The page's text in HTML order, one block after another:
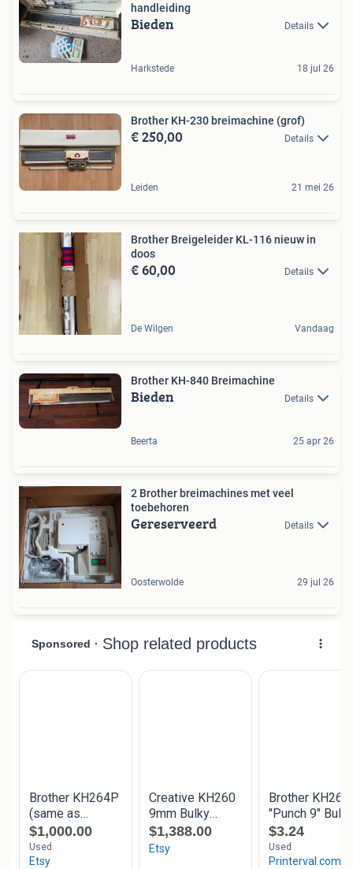
handleiding
Bieden Details
Harkstede 18 jul 26
Brother KH-230 breimachine (grof)
€ 250,00 Details
Leiden 21 mei 26
Brother Breigeleider KL-116 nieuw in
doos
€ 60,00 Details
De Wilgen Vandaag
Brother KH-840 Breimachine
Bieden Details
Beerta 25 apr 26
2 Brother breimachines met veel
toebehoren
Gereserveerd Details
Oosterwolde 29 jul 26